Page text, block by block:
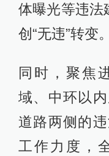
体曝光等违法
创“无违”转变。
同时，聚焦
域、中环以
道路两侧的
工作力度，